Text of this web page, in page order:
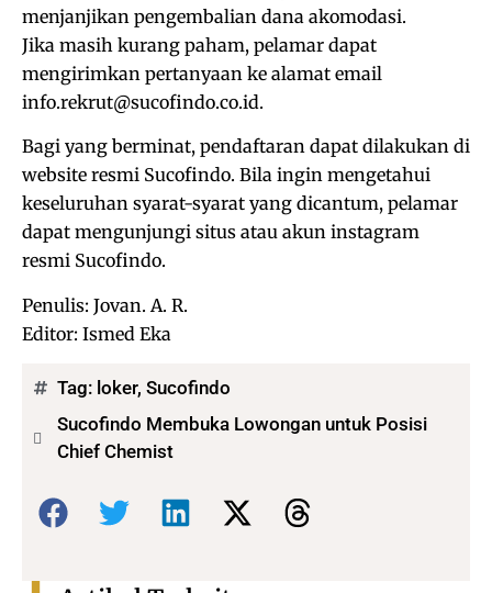
menjanjikan pengembalian dana akomodasi.
Jika masih kurang paham, pelamar dapat
mengirimkan pertanyaan ke alamat email
info.rekrut@sucofindo.co.id.
Bagi yang berminat, pendaftaran dapat dilakukan di
website resmi Sucofindo. Bila ingin mengetahui
keseluruhan syarat-syarat yang dicantum, pelamar
dapat mengunjungi situs atau akun instagram
resmi Sucofindo.
Penulis: Jovan. A. R.
Editor: Ismed Eka
Tag: loker, Sucofindo
Sucofindo Membuka Lowongan untuk Posisi
Chief Chemist
Bagikan: